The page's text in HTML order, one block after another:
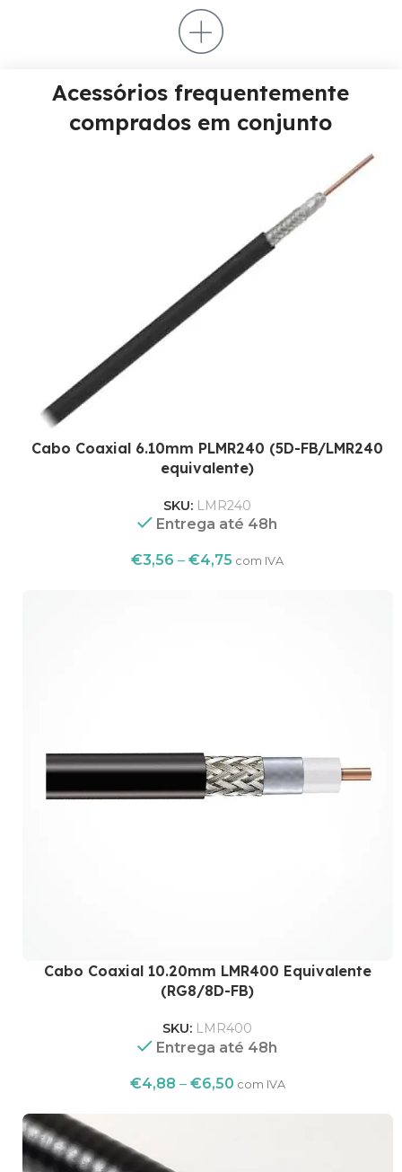
Acessórios frequentemente
comprados em conjunto
Cabo Coaxial 6.10mm PLMR240 (5D-FB/LMR240
equivalente)
SKU: LMR240
Entrega até 48h
€3,56 – €4,75 com IVA
Cabo Coaxial 10.20mm LMR400 Equivalente
(RG8/8D-FB)
SKU: LMR400
Entrega até 48h
€4,88 – €6,50 com IVA